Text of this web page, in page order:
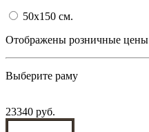
50x150 cм.
Отображены розничные цены
Выберите раму
23340 руб.